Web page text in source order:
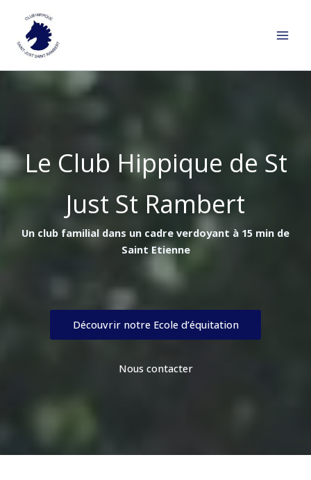
contenu
Le Club Hippique de St
Just St Rambert
Un club familial dans un cadre verdoyant à 15 min de
Saint Etienne
Découvrir notre Ecole d’équitation
Nous contacter